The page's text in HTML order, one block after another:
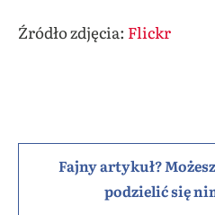
Źródło zdjęcia: Flickr
Fajny artykuł?
podzielić się